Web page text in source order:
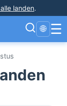
landen.
🌐 ☰